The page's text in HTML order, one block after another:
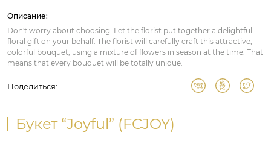
Описание:
Don't worry about choosing. Let the florist put together a delightful
floral gift on your behalf. The florist will carefully craft this attractive,
colorful bouquet, using a mixture of flowers in season at the time. That
means that every bouquet will be totally unique.
Поделиться:
Букет “Joyful” (FCJOY)